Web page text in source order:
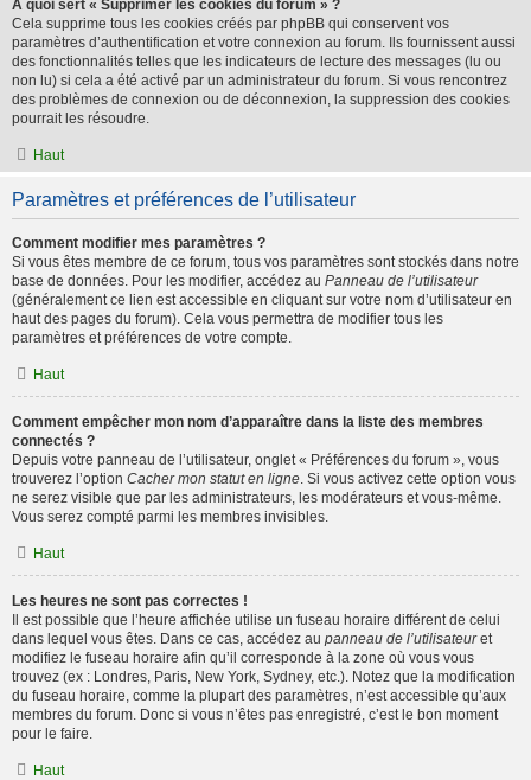
À quoi sert « Supprimer les cookies du forum » ?
Cela supprime tous les cookies créés par phpBB qui conservent vos
paramètres d’authentification et votre connexion au forum. Ils fournissent aussi
des fonctionnalités telles que les indicateurs de lecture des messages (lu ou
non lu) si cela a été activé par un administrateur du forum. Si vous rencontrez
des problèmes de connexion ou de déconnexion, la suppression des cookies
pourrait les résoudre.
Haut
Paramètres et préférences de l’utilisateur
Comment modifier mes paramètres ?
Si vous êtes membre de ce forum, tous vos paramètres sont stockés dans notre
base de données. Pour les modifier, accédez au Panneau de l’utilisateur
(généralement ce lien est accessible en cliquant sur votre nom d’utilisateur en
haut des pages du forum). Cela vous permettra de modifier tous les
paramètres et préférences de votre compte.
Haut
Comment empêcher mon nom d’apparaître dans la liste des membres
connectés ?
Depuis votre panneau de l’utilisateur, onglet « Préférences du forum », vous
trouverez l’option Cacher mon statut en ligne. Si vous activez cette option vous
ne serez visible que par les administrateurs, les modérateurs et vous-même.
Vous serez compté parmi les membres invisibles.
Haut
Les heures ne sont pas correctes !
Il est possible que l’heure affichée utilise un fuseau horaire différent de celui
dans lequel vous êtes. Dans ce cas, accédez au panneau de l’utilisateuret
modifiez le fuseau horaire afin qu’il corresponde à la zone où vous vous
trouvez (ex : Londres, Paris, New York, Sydney, etc.). Notez que la modification
du fuseau horaire, comme la plupart des paramètres, n’est accessible qu’aux
membres du forum. Donc si vous n’êtes pas enregistré, c’est le bon moment
pour le faire.
Haut